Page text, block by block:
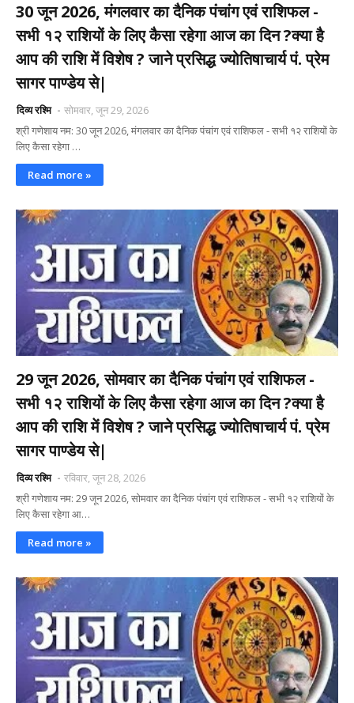
30 जून 2026, मंगलवार का दैनिक पंचांग एवं राशिफल -
सभी १२ राशियों के लिए कैसा रहेगा आज का दिन ?क्या है
आप की राशि में विशेष ? जाने प्रसिद्ध ज्योतिषाचार्य पं. प्रेम
सागर पाण्डेय से|
दिव्य रश्मि
सोमवार, जून 29, 2026
श्री गणेशाय नम: 30 जून 2026, मंगलवार का दैनिक पंचांग एवं राशिफल - सभी १२ राशियों के
लिए कैसा रहेगा …
Read more »
29 जून 2026, सोमवार का दैनिक पंचांग एवं राशिफल -
सभी १२ राशियों के लिए कैसा रहेगा आज का दिन ?क्या है
आप की राशि में विशेष ? जाने प्रसिद्ध ज्योतिषाचार्य पं. प्रेम
सागर पाण्डेय से|
दिव्य रश्मि
रविवार, जून 28, 2026
श्री गणेशाय नम: 29 जून 2026, सोमवार का दैनिक पंचांग एवं राशिफल - सभी १२ राशियों के
लिए कैसा रहेगा आ…
Read more »